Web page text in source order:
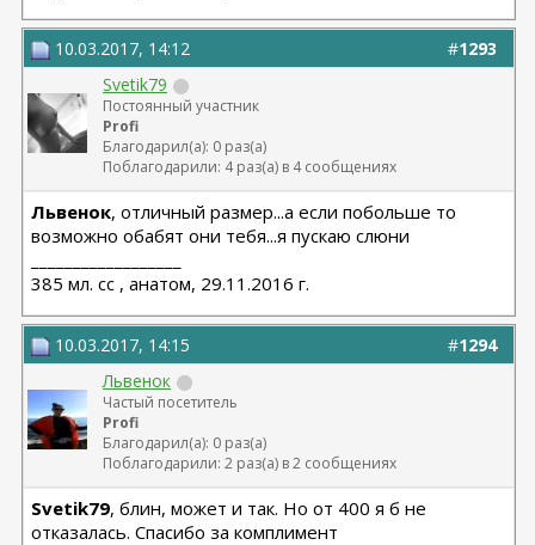
#1293
10.03.2017, 14:12
Svetik79
Постоянный участник
Profi
Благодарил(а): 0 раз(а)
Поблагодарили: 4 раз(а) в 4 сообщениях
Львенок, отличный размер...а если побольше то
возможно обабят они тебя...я пускаю слюни
385 мл. сс , анатом, 29.11.2016 г.
#1294
10.03.2017, 14:15
Львенок
Частый посетитель
Profi
Благодарил(а): 0 раз(а)
Поблагодарили: 2 раз(а) в 2 сообщениях
Svetik79, блин, может и так. Но от 400 я б не
отказалась. Спасибо за комплимент